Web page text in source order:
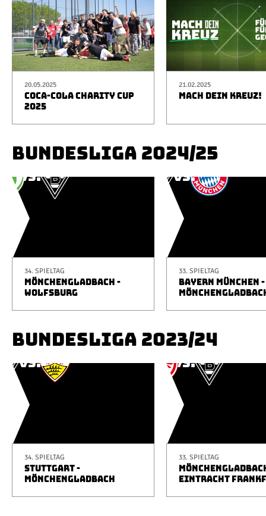
20.05.2025
COCA-COLA CHARITY CUP
2025
21.02.2025
MACH DEIN KREUZ!
BUNDESLIGA 2024/25
34. SPIELTAG
MÖNCHENGLADBACH -
WOLFSBURG
33. SPIELTAG
BAYERN MÜNCHEN -
BUNDESLIGA 2023/24
34. SPIELTAG
STUTTGART -
MÖNCHENGLADBACH
33. SPIELTAG
EINTRACHT